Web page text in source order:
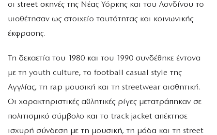
οι street σκηνές της Νέας Υόρκης και του Λονδίνου το
υιοθέτησαν ως στοιχείο ταυτότητας και κοινωνικής
έκφρασης.
Τη δεκαετία του 1980 και του 1990 συνδέθηκε έντονα
με τη youth culture, το football casual style της
Αγγλίας, τη rap μουσική και τη streetwear αισθητική.
Οι χαρακτηριστικές αθλητικές ρίγες μετατράπηκαν σε
πολιτισμικό σύμβολο και το track jacket απέκτησε
ισχυρή σύνδεση με τη μουσική, τη μόδα και τη street